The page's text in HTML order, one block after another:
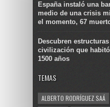
España instaló una
medio de una crisis
el momento, 67
Descubren
civilización que
1500 años
TEMAS
ALBERTO RODRÍGUEZ SAÁ